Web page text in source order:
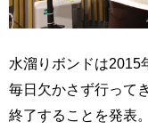
水溜りボンドは2015
毎日欠かさず行って
終了することを発表